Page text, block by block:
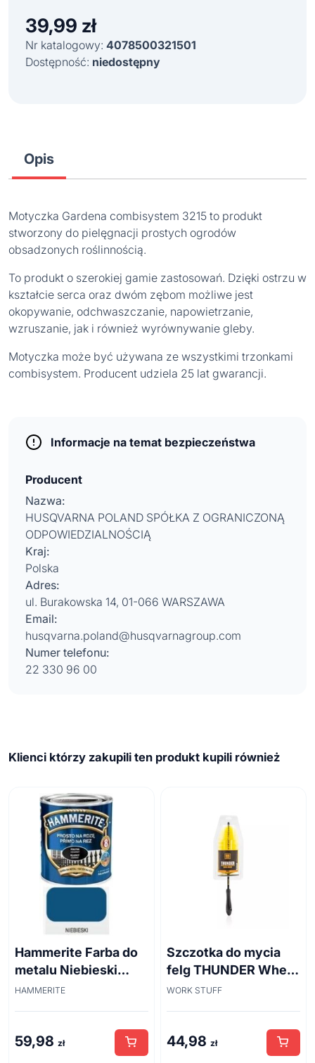
39,99 zł
Nr katalogowy: 4078500321501
Dostępność: niedostępny
Opis
Motyczka Gardena combisystem 3215 to produkt
stworzony do pielęgnacji prostych ogrodów
obsadzonych roślinnością.
To produkt o szerokiej gamie zastosowań. Dzięki ostrzu w
kształcie serca oraz dwóm zębom możliwe jest
okopywanie, odchwaszczanie, napowietrzanie,
wzruszanie, jak i również wyrównywanie gleby.
Motyczka może być używana ze wszystkimi trzonkami
combisystem. Producent udziela 25 lat gwarancji.
Informacje na temat bezpieczeństwa
Producent
Nazwa:
HUSQVARNA POLAND SPÓŁKA Z OGRANICZONĄ
ODPOWIEDZIALNOŚCIĄ
Kraj:
Polska
Adres:
ul. Burakowska 14, 01-066 WARSZAWA
Email:
husqvarna.poland@husqvarnagroup.com
Numer telefonu:
22 330 96 00
Klienci którzy zakupili ten produkt kupili również
Hammerite Farba do
metalu Niebieski
połysk 0,7 l
HAMMERITE
59,98 zł
Szczotka do mycia
felg THUNDER Wheel
Brush 45cm
WORK STUFF
44,98 zł